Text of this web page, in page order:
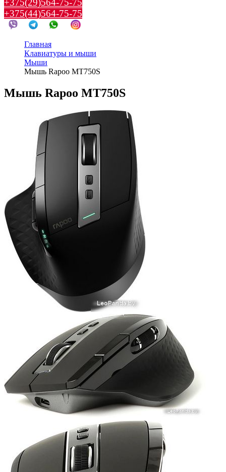
+375(29)564-75-75
+375(44)564-75-75
Главная
Клавиатуры и мыши
Мыши
Мышь Rapoo MT750S
Мышь Rapoo MT750S